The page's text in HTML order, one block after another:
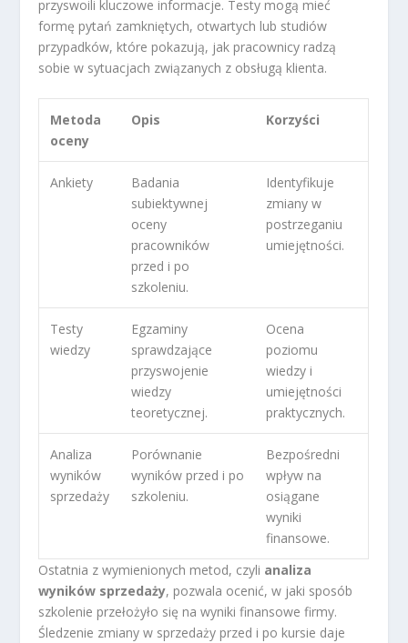
przyswoili kluczowe informacje. Testy mogą mieć
formę pytań zamkniętych, otwartych lub studiów
przypadków, które pokazują, jak pracownicy radzą
sobie w sytuacjach związanych z obsługą klienta.
Metoda
oceny
Opis Korzyści
Ankiety
Badania
subiektywnej
oceny
pracowników
przed i po
szkoleniu.
Identyfikuje
zmiany w
postrzeganiu
umiejętności.
Testy
wiedzy
Egzaminy
sprawdzające
przyswojenie
wiedzy
teoretycznej.
Ocena
poziomu
wiedzy i
umiejętności
praktycznych.
Analiza
wyników
sprzedaży
Porównanie
wyników przed i po
szkoleniu.
Bezpośredni
wpływ na
osiągane
wyniki
finansowe.
Ostatnia z wymienionych metod, czyli analiza
wyników sprzedaży, pozwala ocenić, w jaki sposób
szkolenie przełożyło się na wyniki finansowe firmy.
Śledzenie zmiany w sprzedaży przed i po kursie daje